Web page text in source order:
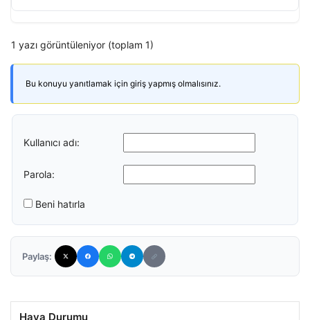
1 yazı görüntüleniyor (toplam 1)
Bu konuyu yanıtlamak için giriş yapmış olmalısınız.
Kullanıcı adı:
Parola:
Beni hatırla
Paylaş:
Hava Durumu